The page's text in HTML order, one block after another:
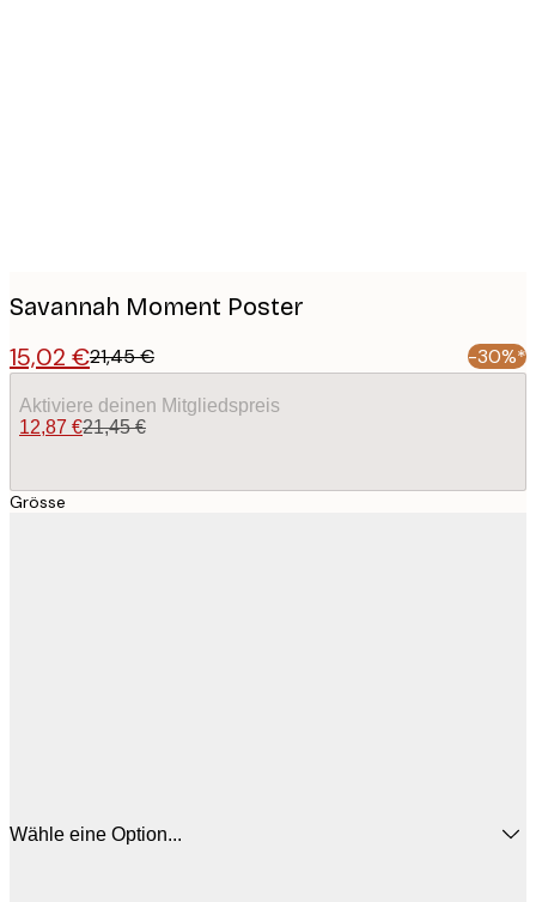
Savannah Moment Poster
15,02 €21,45 € -30%*
Aktiviere deinen Mitgliedspreis
12,87 €21,45 €
Grösse
Wähle eine Option...